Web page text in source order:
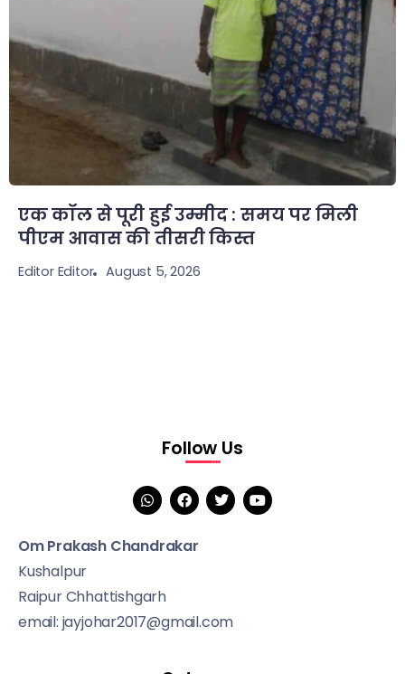
एक कॉल से पूरी हुई उम्मीद : समय पर मिली
पीएम आवास की तीसरी किस्त
Editor Editor August 5, 2026
Follow Us
Om Prakash Chandrakar
Kushalpur
Raipur Chhattishgarh
email: jayjohar2017@gmail.com